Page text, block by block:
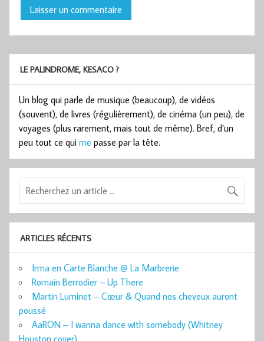
LE PALINDROME, KESACO ?
Un blog qui parle de musique (beaucoup), de vidéos
(souvent), de livres (régulièrement), de cinéma (un peu), de
voyages (plus rarement, mais tout de même). Bref, d’un
peu tout ce qui me passe par la tête.
ARTICLES RÉCENTS
Irma en Carte Blanche @ La Marbrerie
Romain Berrodier – Up There
Martin Luminet – Cœur & Quand nos cheveux auront
poussé
AaRON – I wanna dance with somebody (Whitney
Houston cover)